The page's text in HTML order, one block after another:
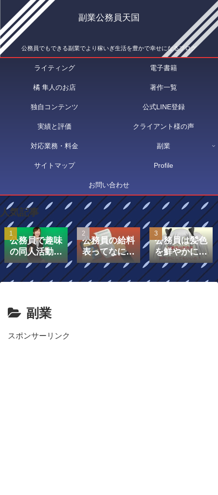
副業公務員天国
公務員でもできる副業でより稼いぎ生活を豊かで幸せになるブログ
ライティング 電子書籍
橘 隼人のお店 著作一覧
独自コンテンツ 公式LINE登録
実績と評価 クライアント様の声
対応業務・料金 副業
サイトマップ Profile
お問い合わせ
人気記事
公務員で趣味
の同人活動を
したら副業に
なる？
公務員の給料
表ってなに？
給料表は「号
給」と「級」
公務員は髪色
を鮮やかにし
てもいいの？
副業
スポンサーリンク